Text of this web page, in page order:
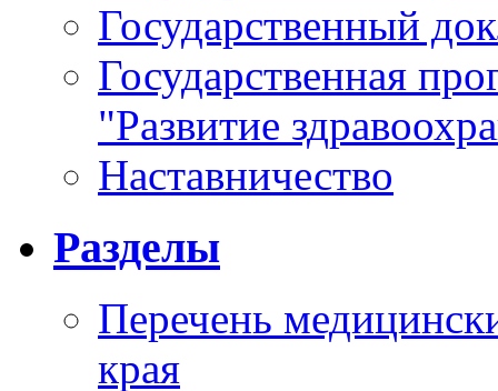
Государственный
Государственная
"Развитие
Наставничество
Разделы
Перечень
края